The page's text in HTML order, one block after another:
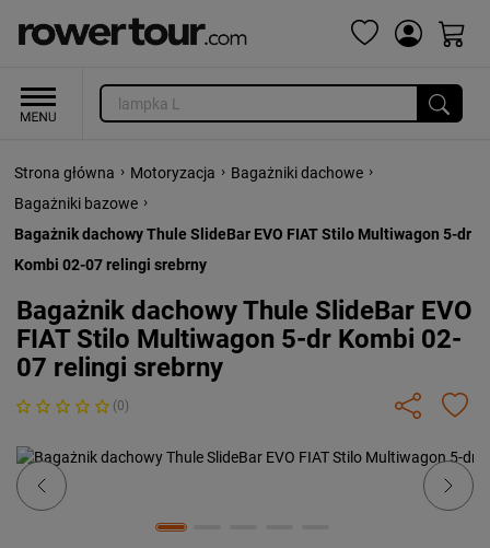
Strona główna › Motoryzacja › Bagażniki dachowe ›
Bagażniki bazowe ›
Bagażnik dachowy Thule SlideBar EVO FIAT Stilo Multiwagon 5-dr
Kombi 02-07 relingi srebrny
Bagażnik dachowy Thule SlideBar EVO
FIAT Stilo Multiwagon 5-dr Kombi 02-
07 relingi srebrny
(0)
Previous Next